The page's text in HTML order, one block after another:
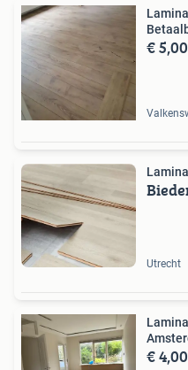
€ 5,00
Utrecht
€ 4,00